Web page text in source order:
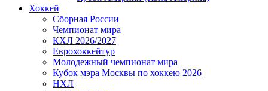
Хоккей
Сборная России
Чемпионат мира
КХЛ 2026/2027
Еврохоккейтур
Молодежный чемпионат мира
Кубок мэра Москвы по хоккею 2026
НХЛ